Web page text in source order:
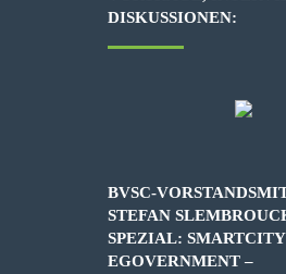
DISKUSSIONEN:
BVSC-
STEFAN
SPEZIAL:
EGOVERNMENT –